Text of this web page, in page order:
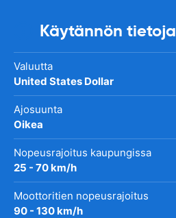
Käytännön tietoja
Valuutta
United States Dollar
Ajosuunta
Oikea
Nopeusrajoitus kaupungissa
25 - 70 km/h
Moottoritien nopeusrajoitus
90 - 130 km/h